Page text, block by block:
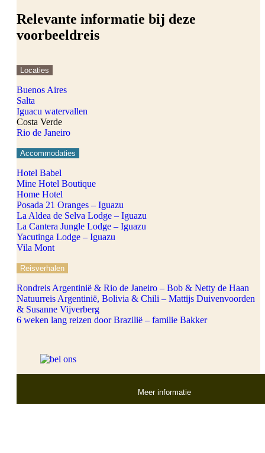
Relevante informatie bij deze
voorbeeldreis
Locaties
Buenos Aires
Salta
Iguacu watervallen
Costa Verde
Rio de Janeiro
Accommodaties
Hotel Babel
Mine Hotel Boutique
Home Hotel
Posada 21 Oranges – Iguazu
La Aldea de Selva Lodge – Iguazu
La Cantera Jungle Lodge – Iguazu
Yacutinga Lodge – Iguazu
Vila Mont
Reisverhalen
Rondreis Argentinië & Rio de Janeiro – Bob & Netty de Haan
Natuurreis Argentinië, Bolivia & Chili – Mattijs Duivenvoorden
& Susanne Vijverberg
6 weken lang reizen door Brazilië – familie Bakker
Meer informatie